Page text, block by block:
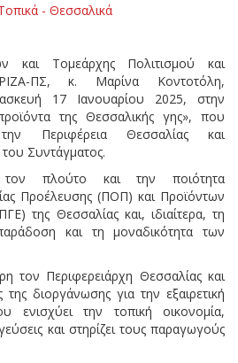
- Θεσσαλικά
και Τομεάρχης Πολιτισμού και
ΠΣ, κ. Μαρίνα Κοντοτόλη,
17 Ιανουαρίου 2025, στην
της Θεσσαλικής γης», που
Περιφέρεια Θεσσαλίας και
Συντάγματος.
πλούτο και την ποιότητα
Προέλευσης (ΠΟΠ) και Προϊόντων
της Θεσσαλίας και, ιδιαίτερα, τη
και τη μοναδικότητα των
τον Περιφερειάρχη Θεσσαλίας και
διοργάνωσης για την εξαιρετική
ενισχύει την τοπική οικονομία,
και στηρίζει τους παραγωγούς